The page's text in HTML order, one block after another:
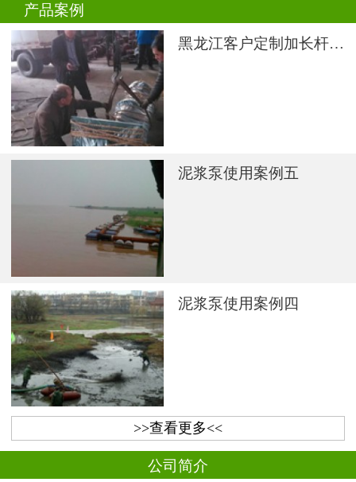
产品案例
黑龙江客户定制加长杆液下渣浆泵
泥浆泵使用案例五
泥浆泵使用案例四
>>查看更多<<
公司简介